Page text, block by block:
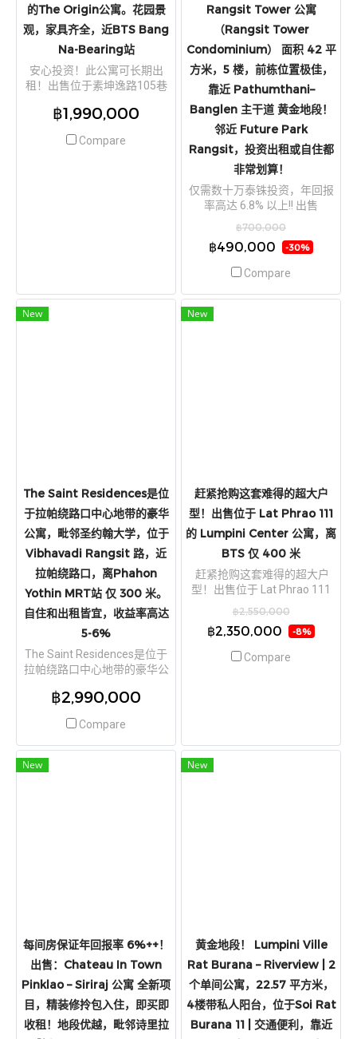
的The Origin公寓。花园景
观，家具齐全，近BTS Bang
Na-Bearing站
安心投资！此公寓可长期出
租！出售位于素坤逸路105巷
观，家具齐全，近BTS Bang
฿1,990,000
Compare
Rangsit Tower 公寓
（Rangsit Tower
Condominium） 面积 42 平
方米，5 楼，前栋位置极佳，
靠近 Pathumthani–
Banglen 主干道 黄金地段！
邻近 Future Park
Rangsit，投资出租或自住都
非常划算！
仅需数十万泰铢投资，年回报
率高达 6.8% 以上!! 出售
Tower Condominium） 面积
42 平方米，5 楼，前栋位置极
佳，靠近 Pathumthani–
Banglen 主干道 黄金地段！邻
近 Future Park Rangsit，投资
出租或自住都非常划算！
฿700,000
฿490,000 -30%
Compare
New
The Saint Residences是位
于拉帕绕路口中心地带的豪华
公寓，毗邻圣约翰大学，位于
Vibhavadi Rangsit 路，近
拉帕绕路口，离Phahon
Yothin MRT站 仅 300 米。
自住和出租皆宜，收益率高达
5-6%
The Saint Residences是位于
拉帕绕路口中心地带的豪华公
Vibhavadi Rangsit 路，近拉帕
MRT站 仅 300 米。自住和出租
皆宜，收益率高达 5-6%
฿2,990,000
Compare
New
赶紧抢购这套难得的超大户
型！出售位于 Lat Phrao 111
的 Lumpini Center 公寓，离
BTS 仅 400 米
赶紧抢购这套难得的超大户
型！出售位于 Lat Phrao 111
BTS 仅 400 米
฿2,550,000
฿2,350,000 -8%
Compare
New
每间房保证年回报率 6%++！
出售：Chateau In Town
Pinklao – Siriraj 公寓 全新项
目，精装修拎包入住，即买即
收租！地段优越，毗邻诗里拉
New
黄金地段！ Lumpini Ville
Rat Burana – Riverview | 2
个单间公寓，22.57 平方米，
4楼带私人阳台，位于Soi Rat
Burana 11 | 交通便利，靠近